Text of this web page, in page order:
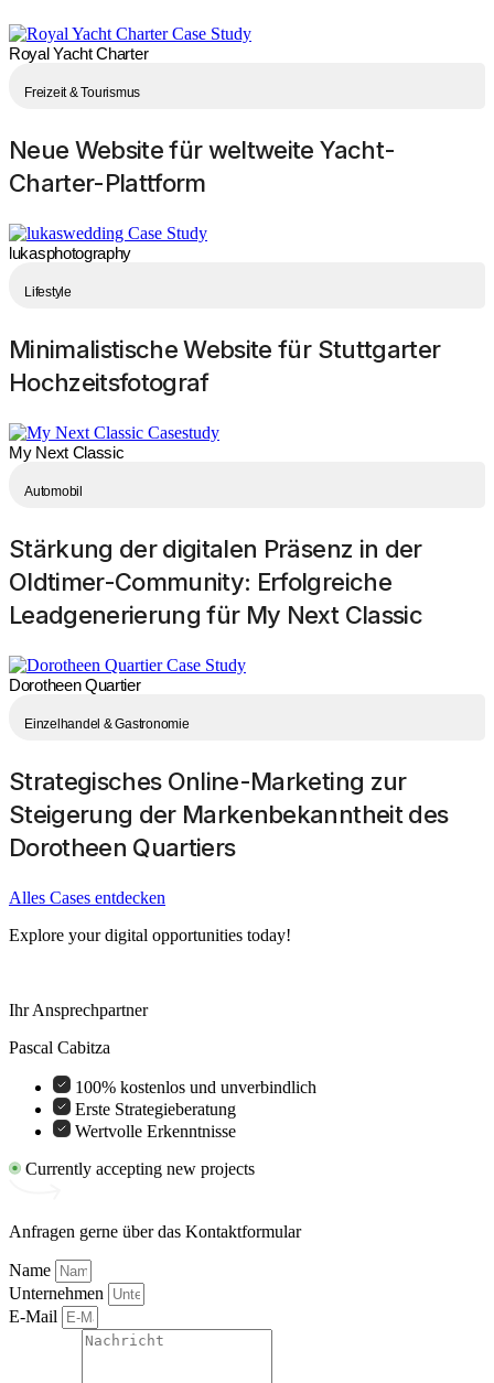
Royal Yacht Charter
Freizeit & Tourismus
Neue Website für weltweite Yacht-
Charter-Plattform
lukasphotography
Lifestyle
Minimalistische Website für Stuttgarter
Hochzeitsfotograf
My Next Classic
Automobil
Stärkung der digitalen Präsenz in der
Oldtimer-Community: Erfolgreiche
Leadgenerierung für My Next Classic
Dorotheen Quartier
Einzelhandel & Gastronomie
Strategisches Online-Marketing zur
Steigerung der Markenbekanntheit des
Dorotheen Quartiers
Alles Cases entdecken
Explore your digital opportunities today!
Ihr Ansprechpartner
Pascal Cabitza
100% kostenlos und unverbindlich
Erste Strategieberatung
Wertvolle Erkenntnisse
Currently accepting new projects
Anfragen gerne über das Kontaktformular
Name
Unternehmen
E-Mail